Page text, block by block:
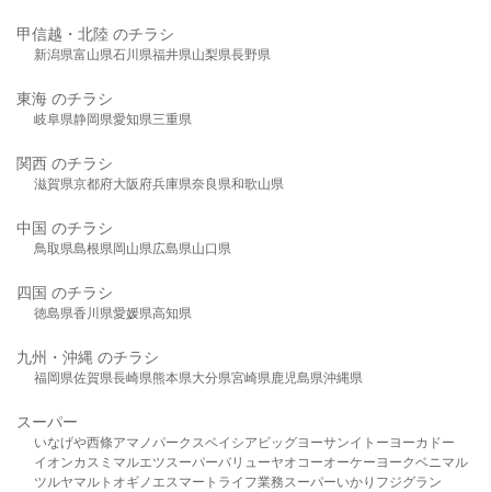
甲信越・北陸 のチラシ
新潟県富山県石川県福井県山梨県長野県
東海 のチラシ
岐阜県静岡県愛知県三重県
関西 のチラシ
滋賀県京都府大阪府兵庫県奈良県和歌山県
中国 のチラシ
鳥取県島根県岡山県広島県山口県
四国 のチラシ
徳島県香川県愛媛県高知県
九州・沖縄 のチラシ
福岡県佐賀県長崎県熊本県大分県宮崎県鹿児島県沖縄県
スーパー
いなげや西條アマノパークスベイシア ビッグヨーサンイトーヨーカドー
イオンカスミ マルエツスーパーバリューヤオコーオーケー ヨークベニマル
ツルヤマルト オギノ エスマート ライフ業務スーパーいかり フジグラン